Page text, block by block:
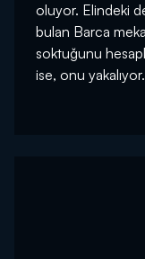
oluyor. Elindeki
bulan Barca
soktuğunu
ise, onu yakalıyor.